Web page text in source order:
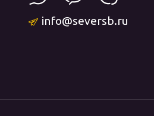
info@seversb.ru